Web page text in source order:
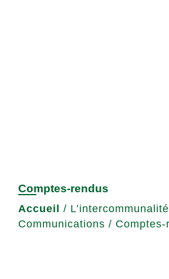
Comptes-rendus
Accueil / L’intercommunalité
Communications / Comptes-